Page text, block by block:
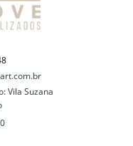
Vila Suzana